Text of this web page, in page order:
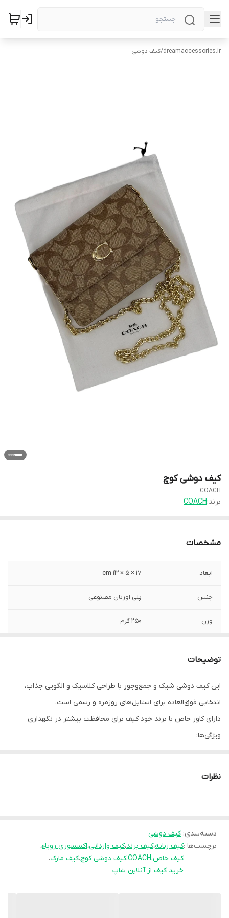
dreamaccessories.ir
/کیف دوشی
کیف دوشی کوچ
COACH
برند:COACH
مشخصات
ابعاد 17 × 5 × 13 cm
جنس پلی اورتان مصنوعی
ورن 250 گرم
توضیحات
این کیف دوشی شیک و جمع‌وجور با طراحی کلاسیک و الگویی جذاب،
انتخابی فوق‌العاده برای استایل‌های روزمره و رسمی است.
دارای کاور خاص با برند خود کیف برای محافظت بیشتر در نگهداری
ویژگی‌ها:
•بسته شدن با دکمه مگنتی: دسترسی سریع و آسان به وسایل
سایر اقلام ضروری
مزایا:
•سایز مناسب برای استفاده روزانه یا میهمانی‌ها
نظرات
دسته‌بندی:کیف دوشی
برچسب‌ها :کیف زنانه،کیف برند،کیف وارداتی،اکسسوری رویاء،
کیف خاص،COACH،کیف دوشی کوچ،کیف مارک،
خرید کیف از آنلاین شاپ